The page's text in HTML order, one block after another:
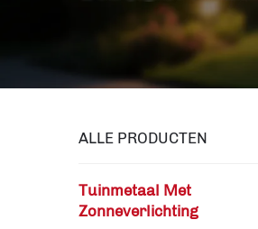
ALLE PRODUCTEN
Tuinmetaal Met
Zonneverlichting